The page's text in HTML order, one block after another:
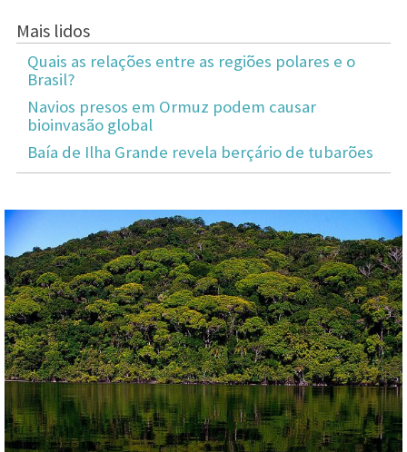
Mais lidos
Quais as relações entre as regiões polares e o
Brasil?
Navios presos em Ormuz podem causar
bioinvasão global
Baía de Ilha Grande revela berçário de tubarões